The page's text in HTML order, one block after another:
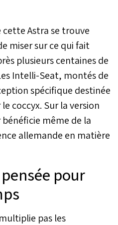
cette Astra se trouve
miser sur ce qui fait
plusieurs centaines de
Intelli-Seat, montés de
spécifique destinée
coccyx. Sur la version
même de la
allemande en matière
pour
pas les